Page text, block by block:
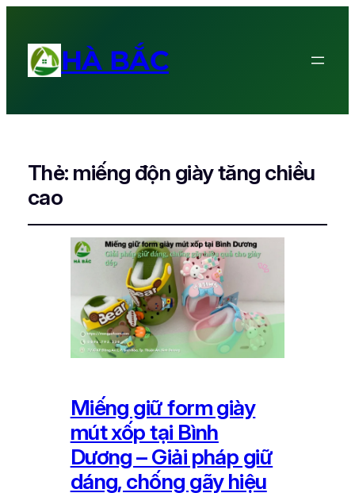
HÀ BẮC
Thẻ: miếng độn giày tăng chiều
cao
Miếng giữ form giày
mút xốp tại Bình
Dương – Giải pháp giữ
dáng, chống gãy hiệu